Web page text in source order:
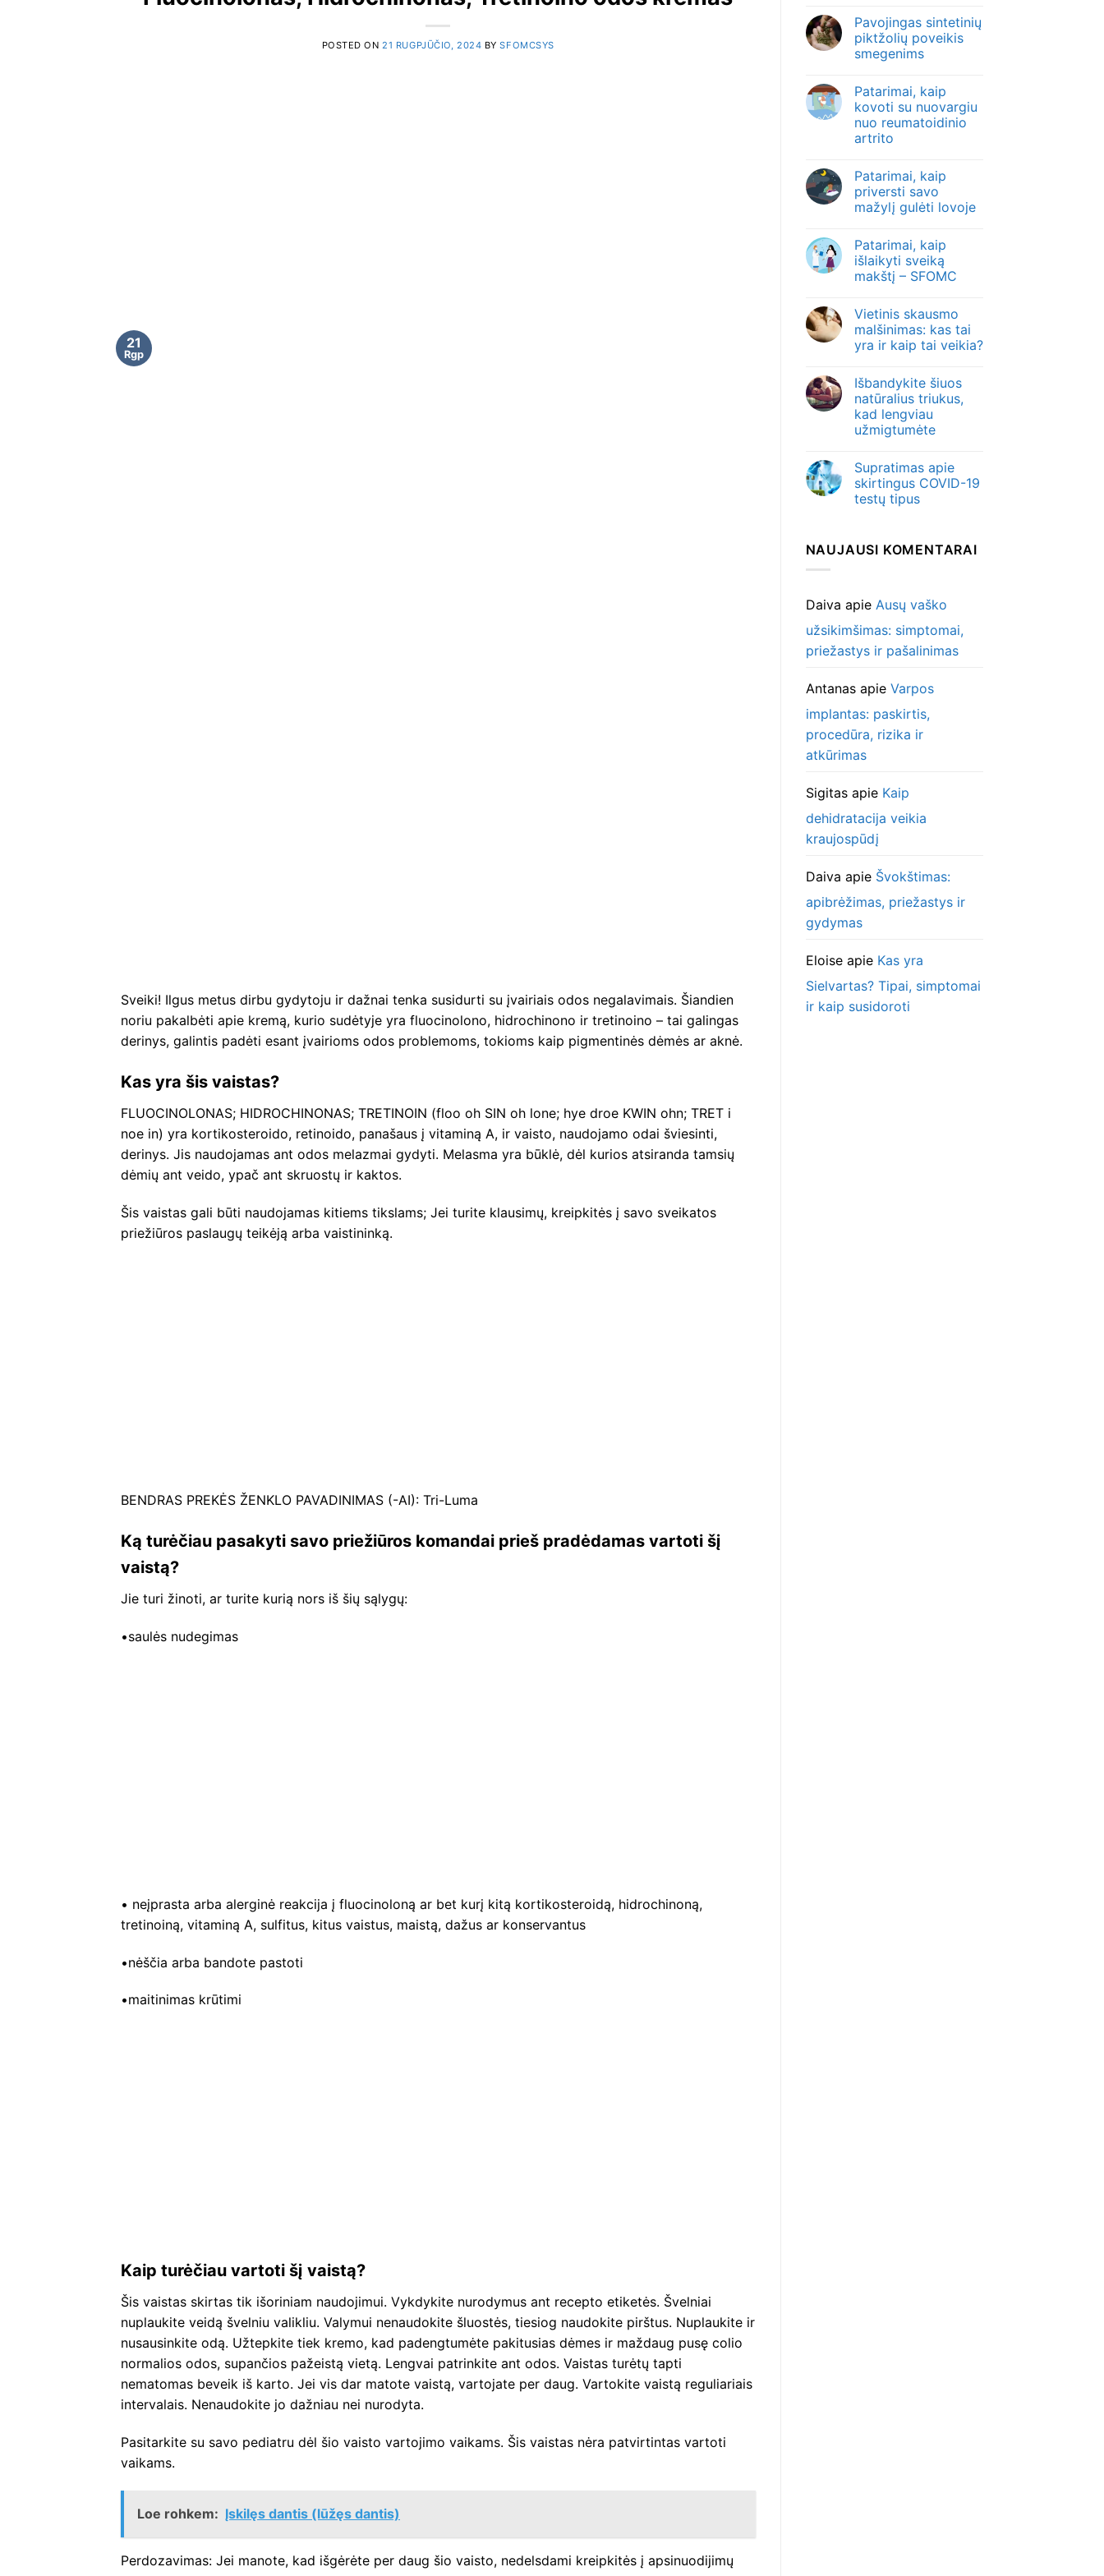
POSTED ON 21 RUGPJŪČIO, 2024 BYSFOMCSYS
21
Rgp
Sveiki! Ilgus metus dirbu gydytoju ir dažnai tenka susidurti su įvairiais odos negalavimais. Šiandien
noriu pakalbėti apie kremą, kurio sudėtyje yra fluocinolono, hidrochinono ir tretinoino – tai galingas
derinys, galintis padėti esant įvairioms odos problemoms, tokioms kaip pigmentinės dėmės ar aknė.
Kas yra šis vaistas?
FLUOCINOLONAS; HIDROCHINONAS; TRETINOIN (floo oh SIN oh lone; hye droe KWIN ohn; TRET i
noe in) yra kortikosteroido, retinoido, panašaus į vitaminą A, ir vaisto, naudojamo odai šviesinti,
derinys. Jis naudojamas ant odos melazmai gydyti. Melasma yra būklė, dėl kurios atsiranda tamsių
dėmių ant veido, ypač ant skruostų ir kaktos.
Šis vaistas gali būti naudojamas kitiems tikslams; Jei turite klausimų, kreipkitės į savo sveikatos
priežiūros paslaugų teikėją arba vaistininką.
BENDRAS PREKĖS ŽENKLO PAVADINIMAS (-AI): Tri-Luma
Ką turėčiau pasakyti savo priežiūros komandai prieš pradėdamas vartoti šį
vaistą?
Jie turi žinoti, ar turite kurią nors iš šių sąlygų:
•saulės nudegimas
• neįprasta arba alerginė reakcija į fluocinoloną ar bet kurį kitą kortikosteroidą, hidrochinoną,
tretinoiną, vitaminą A, sulfitus, kitus vaistus, maistą, dažus ar konservantus
•nėščia arba bandote pastoti
•maitinimas krūtimi
Kaip turėčiau vartoti šį vaistą?
Šis vaistas skirtas tik išoriniam naudojimui. Vykdykite nurodymus ant recepto etiketės. Švelniai
nuplaukite veidą švelniu valikliu. Valymui nenaudokite šluostės, tiesiog naudokite pirštus. Nuplaukite ir
nusausinkite odą. Užtepkite tiek kremo, kad padengtumėte pakitusias dėmes ir maždaug pusę colio
normalios odos, supančios pažeistą vietą. Lengvai patrinkite ant odos. Vaistas turėtų tapti
nematomas beveik iš karto. Jei vis dar matote vaistą, vartojate per daug. Vartokite vaistą reguliariais
intervalais. Nenaudokite jo dažniau nei nurodyta.
Pasitarkite su savo pediatru dėl šio vaisto vartojimo vaikams. Šis vaistas nėra patvirtintas vartoti
vaikams.
Loe rohkem: Įskilęs dantis (lūžęs dantis)
Perdozavimas: Jei manote, kad išgėrėte per daug šio vaisto, nedelsdami kreipkitės į apsinuodijimų
Pavojingas sintetinių
piktžolių poveikis
smegenims
Patarimai, kaip
kovoti su nuovargiu
nuo reumatoidinio
artrito
Patarimai, kaip
priversti savo
mažylį gulėti lovoje
Patarimai, kaip
išlaikyti sveiką
makštį – SFOMC
Vietinis skausmo
malšinimas: kas tai
yra ir kaip tai veikia?
Išbandykite šiuos
natūralius triukus,
kad lengviau
užmigtumėte
Supratimas apie
skirtingus COVID-19
testų tipus
NAUJAUSI KOMENTARAI
Daiva apie Ausų vaško
užsikimšimas: simptomai,
priežastys ir pašalinimas
Antanasapie Varpos
implantas: paskirtis,
procedūra, rizika ir
atkūrimas
Sigitasapie Kaip
dehidratacija veikia
kraujospūdį
Daiva apie Švokštimas:
apibrėžimas, priežastys ir
gydymas
Eloiseapie Kas yra
Sielvartas? Tipai, simptomai
ir kaip susidoroti